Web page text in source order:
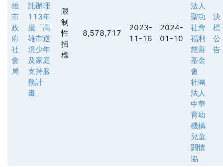
雄
市
政
府
社
會
局
託辦理
113年
度「高
雄市逆
境少年
及家庭
支持服
務計
畫」
限
制
性
招
標
8,578,717
2023-
11-16
2024-
01-10
法人
聖功
社會
福利
慈善
基金
會
社團
法人
中華
育幼
機構
兒童
關懷
協
決
標
公
告